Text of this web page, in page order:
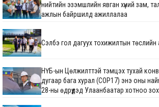
нийтийн эзэмшлийн явган хүний зам,
ажлын байршилд ажиллалаа
Сэлбэ гол дагуух тохижилтын
НҮБ-ын Цөлжилттэй тэмцэх тухай
дугаар бага хурал (COP17) энэ оны
28-ны өдрүүдэд Улаанбаатар хотноо